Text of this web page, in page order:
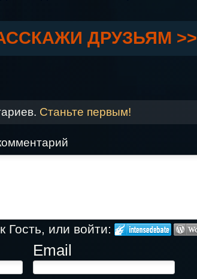
ДРУЗЬЯМ >>
Станьте первым!
Гость, или войти:
Email